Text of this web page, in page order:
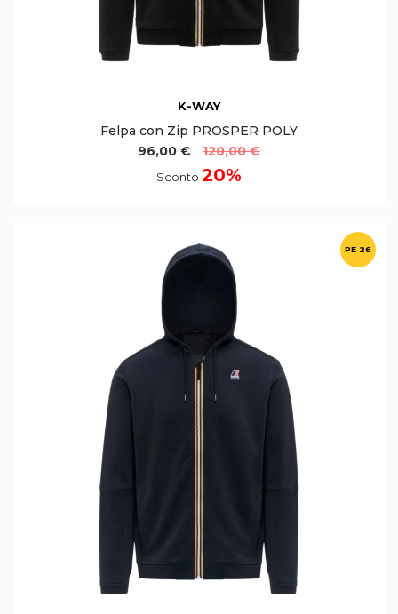
K-WAY
Felpa con Zip PROSPER POLY
96,00 €
120,00 €
Sconto 20%
PE 26